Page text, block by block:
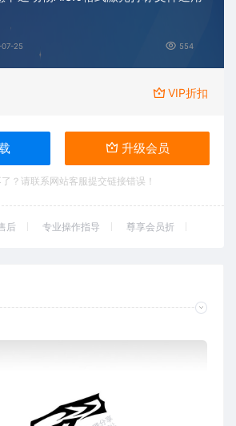
25 554
VIP折扣
升级会员
？请联系网站客服提交链接错误！
后 专业操作指导 尊享会员折